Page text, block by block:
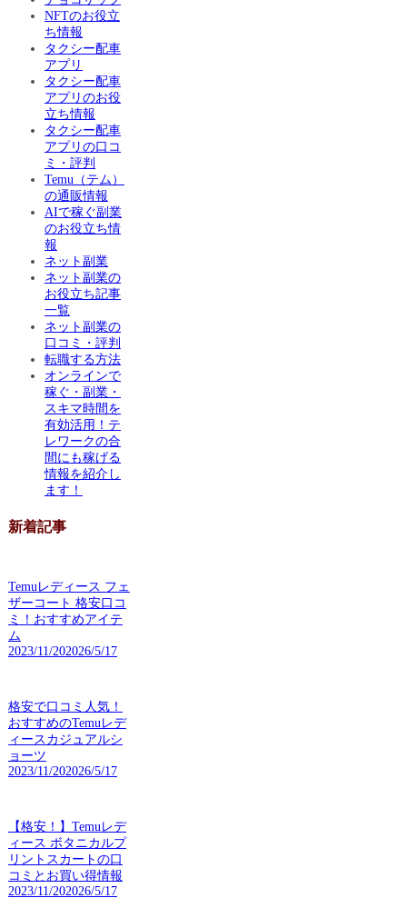
NFTのお役立
ち情報
タクシー配車
アプリ
タクシー配車
アプリのお役
立ち情報
タクシー配車
アプリの口コ
ミ・評判
Temu（テム）
の通販情報
AIで稼ぐ副業
のお役立ち情
報
ネット副業
ネット副業の
お役立ち記事
一覧
ネット副業の
口コミ・評判
転職する方法
オンラインで
稼ぐ・副業・
スキマ時間を
有効活用！テ
レワークの合
間にも稼げる
情報を紹介し
ます！
新着記事
Temuレディース フェ
ザーコート 格安口コ
ミ！おすすめアイテ
ム
2023/11/202026/5/17
格安で口コミ人気！
おすすめのTemuレデ
ィースカジュアルシ
ョーツ
2023/11/202026/5/17
【格安！】Temuレデ
ィース ボタニカルプ
リントスカートの口
コミとお買い得情報
2023/11/202026/5/17